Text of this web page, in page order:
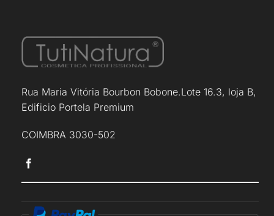
Rua Maria Vitória Bourbon Bobone.Lote 16.3, loja B,
Edificio Portela Premium
COIMBRA 3030-502